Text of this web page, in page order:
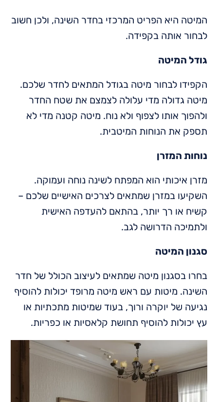
המיטה היא הפריט המרכזי בחדר השינה, ולכן חשוב
לבחור אותה בקפידה.
גודל המיטה
הקפידו לבחור מיטה בגודל המתאים לחדר שלכם.
מיטה גדולה מדי עלולה לצמצם את שטח החדר
ולהפוך אותו לצפוף ולא נוח. מיטה קטנה מדי לא
תספק את הנוחות המיטבית.
נוחות המזרן
מזרן איכותי הוא המפתח לשינה נוחה ועמוקה.
השקיעו במזרן שמתאים לצרכים האישיים שלכם –
קשיח או רך יותר, בהתאם להעדפה האישית
ולתמיכה הדרושה לגב.
סגנון המיטה
בחרו בסגנון מיטה שמתאים לעיצוב הכולל של חדר
השינה. מיטות עם ראש מיטה מרופד יכולות להוסיף
נגיעה של יוקרה ורוך, בעוד שמיטות מתכתיות או
עץ יכולות להוסיף תחושת קלאסיות או כפריות.